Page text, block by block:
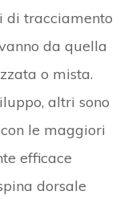
di tracciamento
da quella
o mista.
altri sono
le maggiori
efficace
dorsale